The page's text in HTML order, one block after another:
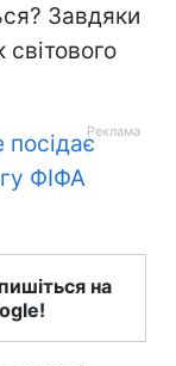
Завдяки
посідає
ФІФА
на